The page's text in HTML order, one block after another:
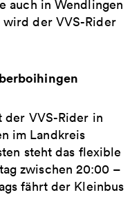
auch in Wendlingen
der VVS-Rider
der VVS-Rider in
im Landkreis
steht das flexible
zwischen 20:00 –
fährt der Kleinbus